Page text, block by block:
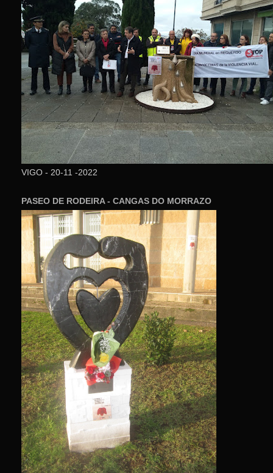
VIGO - 20-11 -2022
PASEO DE RODEIRA - CANGAS DO MORRAZO